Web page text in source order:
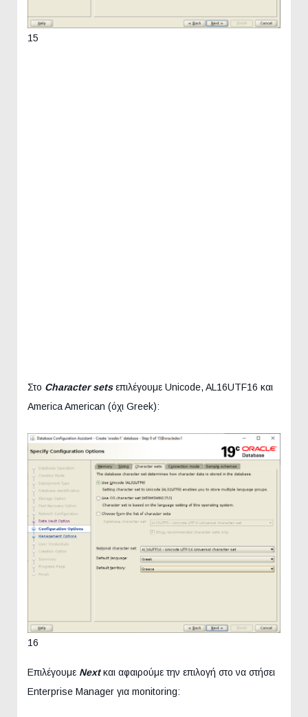
15
Στο Character setsεπιλέγουμε Unicode, AL16UTF16 και
America American (όχι Greek):
16
Επιλέγουμε Nextκαι αφαιρούμε την επιλογή στο να στήσει
Enterprise Manager για monitoring: